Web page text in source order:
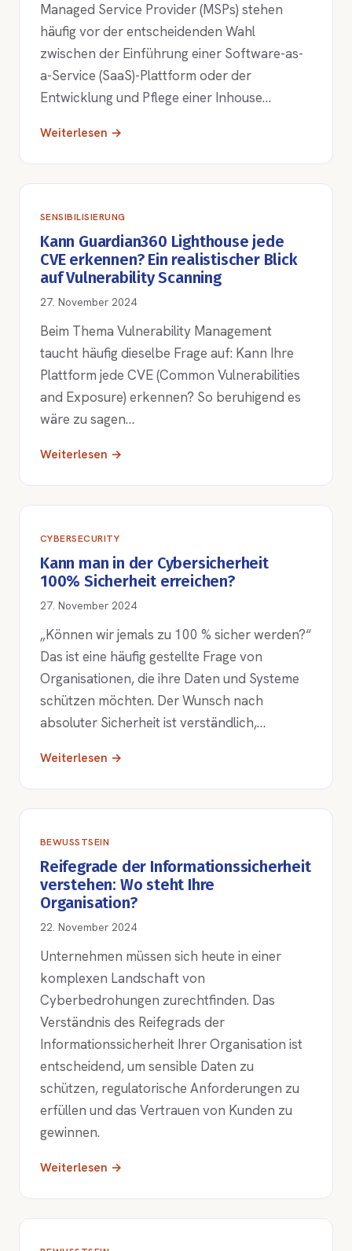
Managed Service Provider (MSPs) stehen
häufig vor der entscheidenden Wahl
zwischen der Einführung einer Software-as-
a-Service (SaaS)-Plattform oder der
Entwicklung und Pflege einer Inhouse…
Weiterlesen →
SENSIBILISIERUNG
Kann Guardian360 Lighthouse jede
CVE erkennen? Ein realistischer Blick
auf Vulnerability Scanning
27. November 2024
Beim Thema Vulnerability Management
taucht häufig dieselbe Frage auf: Kann Ihre
Plattform jede CVE (Common Vulnerabilities
and Exposure) erkennen? So beruhigend es
wäre zu sagen…
Weiterlesen →
CYBERSECURITY
Kann man in der Cybersicherheit
100% Sicherheit erreichen?
27. November 2024
„Können wir jemals zu 100 % sicher werden?“
Das ist eine häufig gestellte Frage von
Organisationen, die ihre Daten und Systeme
schützen möchten. Der Wunsch nach
absoluter Sicherheit ist verständlich,…
Weiterlesen →
BEWUSSTSEIN
Reifegrade der Informationssicherheit
verstehen: Wo steht Ihre
Organisation?
22. November 2024
Unternehmen müssen sich heute in einer
komplexen Landschaft von
Cyberbedrohungen zurechtfinden. Das
Verständnis des Reifegrads der
Informationssicherheit Ihrer Organisation ist
entscheidend, um sensible Daten zu
schützen, regulatorische Anforderungen zu
erfüllen und das Vertrauen von Kunden zu
gewinnen.
Weiterlesen →